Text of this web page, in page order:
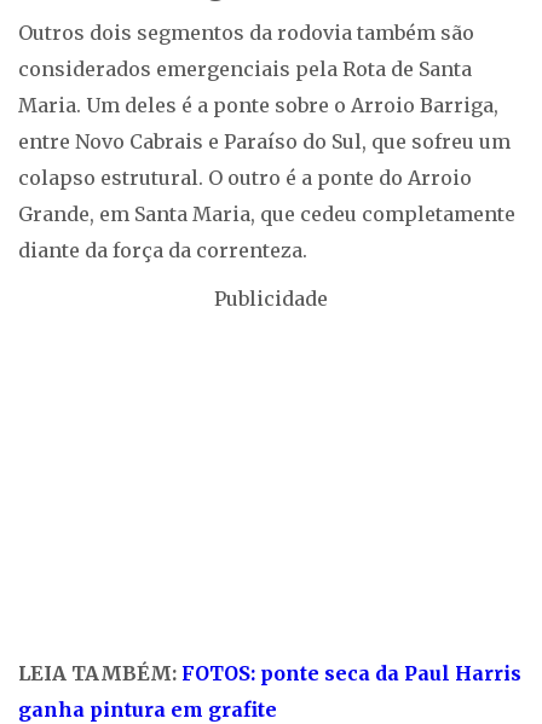
Outros dois segmentos da rodovia também são
considerados emergenciais pela Rota de Santa
Maria. Um deles é a ponte sobre o Arroio Barriga,
entre Novo Cabrais e Paraíso do Sul, que sofreu um
colapso estrutural. O outro é a ponte do Arroio
Grande, em Santa Maria, que cedeu completamente
diante da força da correnteza.
Publicidade
LEIA TAMBÉM: FOTOS: ponte seca da Paul Harris
ganha pintura em grafite